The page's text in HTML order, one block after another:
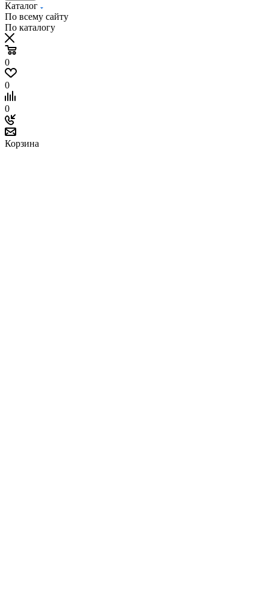
Каталог
По всему сайту
По каталогу
0
0
0
Корзина